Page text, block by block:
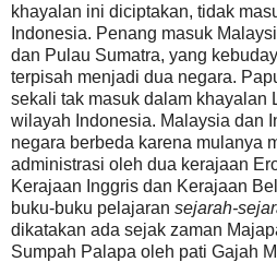
khayalan ini diciptakan, tidak
Indonesia. Penang masuk
dan Pulau Sumatra, yang
terpisah menjadi dua negara.
sekali tak masuk dalam khayalan
wilayah Indonesia. Malaysia dan
negara berbeda karena mulanya
administrasi oleh dua kerajaan
Kerajaan Inggris dan Kerajaan
buku-buku pelajaran sejarah-
dikatakan ada sejak zaman
Sumpah Palapa oleh pati Gajah